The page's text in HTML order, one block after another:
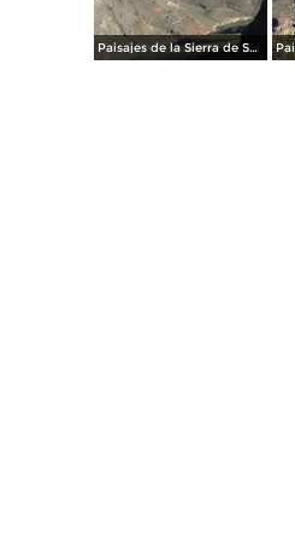
Paisajes de la Sierra de San Francisco